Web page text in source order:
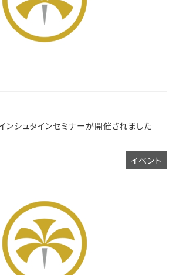
ンシュタインセミナーが開催されました
イベント